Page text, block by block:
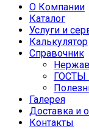
О Компании
Каталог
Услуги и
Калькулятор
Справочник
ГОСТЫ
Галерея
Доставка и
Контакты